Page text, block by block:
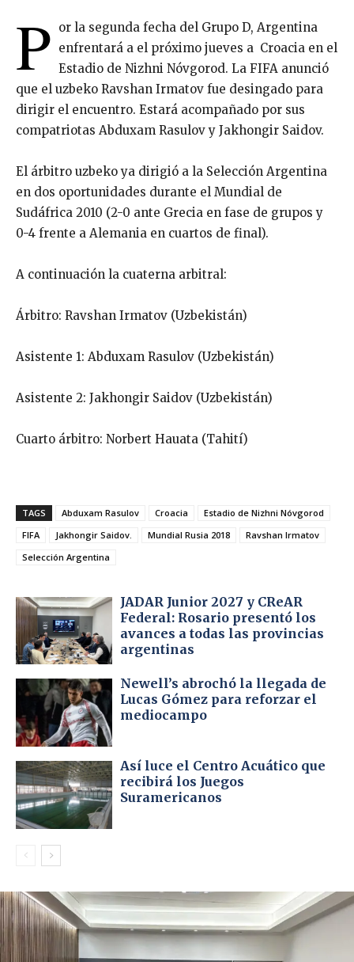
P or la segunda fecha del Grupo D, Argentina
enfrentará a el próximo jueves a Croacia en el
Estadio de Nizhni Nóvgorod. La FIFA anunció
que el uzbeko Ravshan Irmatov fue desingado para
dirigir el encuentro. Estará acompañado por sus
compatriotas Abduxam Rasulov y Jakhongir Saidov.
El árbitro uzbeko ya dirigió a la Selección Argentina
en dos oportunidades durante el Mundial de
Sudáfrica 2010 (2-0 ante Grecia en fase de grupos y
0-4 frente a Alemania en cuartos de final).
A continuación la cuaterna arbitral:
Árbitro: Ravshan Irmatov (Uzbekistán)
Asistente 1: Abduxam Rasulov (Uzbekistán)
Asistente 2: Jakhongir Saidov (Uzbekistán)
Cuarto árbitro: Norbert Hauata (Tahití)
TAGS Abduxam Rasulov Croacia
Estadio de Nizhni Nóvgorod
FIFA
Jakhongir Saidov. Mundial Rusia 2018
Ravshan Irmatov
Selección Argentina
JADAR Junior 2027 y CReAR
Federal: Rosario presentó los
avances a todas las provincias
argentinas
Newell’s abrochó la llegada de
Lucas Gómez para reforzar el
mediocampo
Así luce el Centro Acuático que
recibirá los Juegos
Suramericanos